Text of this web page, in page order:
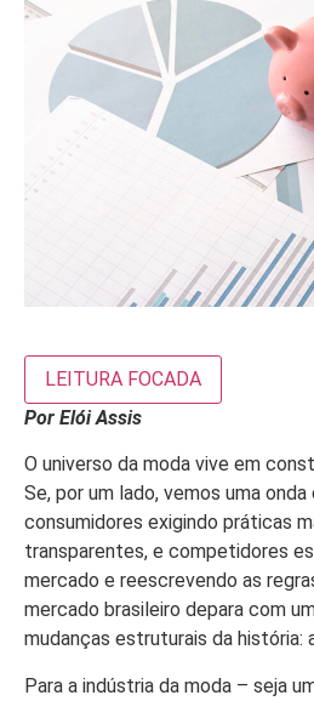
LEITURA FOCADA
Por Elói Assis
O universo da moda vive em
Se, por um lado, vemos uma
consumidores exigindo práticas
transparentes, e competidores
mercado e reescrevendo as
mercado brasileiro depara com
mudanças estruturais da história:
Para a indústria da moda – seja